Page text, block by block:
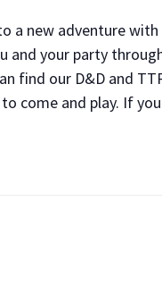
a new adventure
and your party
find our D&D and
come and play. If